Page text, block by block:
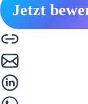
Jetzt